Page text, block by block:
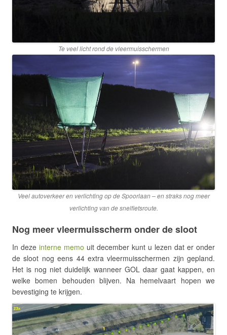
Te veel licht rond de vleermuisschermen
Veel autoverkeer en verlichting op de Spoorlaan – en straks nog meer
verlichting van de snelfietsroute.
Nog meer vleermuisscherm onder de sloot
In deze interne memo uit december kunt u lezen dat er onder
de sloot nog eens 44 extra vleermuisschermen zijn gepland.
Het is nog niet duidelijk wanneer GOL daar gaat kappen, en
welke bomen behouden blijven. Na hemelvaart hopen we
bevestiging te krijgen.